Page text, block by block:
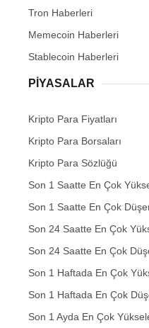
Tron Haberleri
Memecoin Haberleri
Stablecoin Haberleri
PIYASALAR
Kripto Para Fiyatları
Kripto Para Borsaları
Kripto Para Sözlüğü
Son 1 Saatte En Çok
Son 1 Saatte En Çok
Son 24 Saatte En Çok
Son 24 Saatte En Çok
Son 1 Haftada En Çok
Son 1 Haftada En Çok
Son 1 Ayda En Çok